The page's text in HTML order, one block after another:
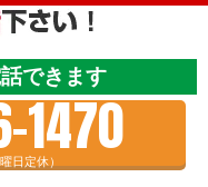
できます
1470
日定休）